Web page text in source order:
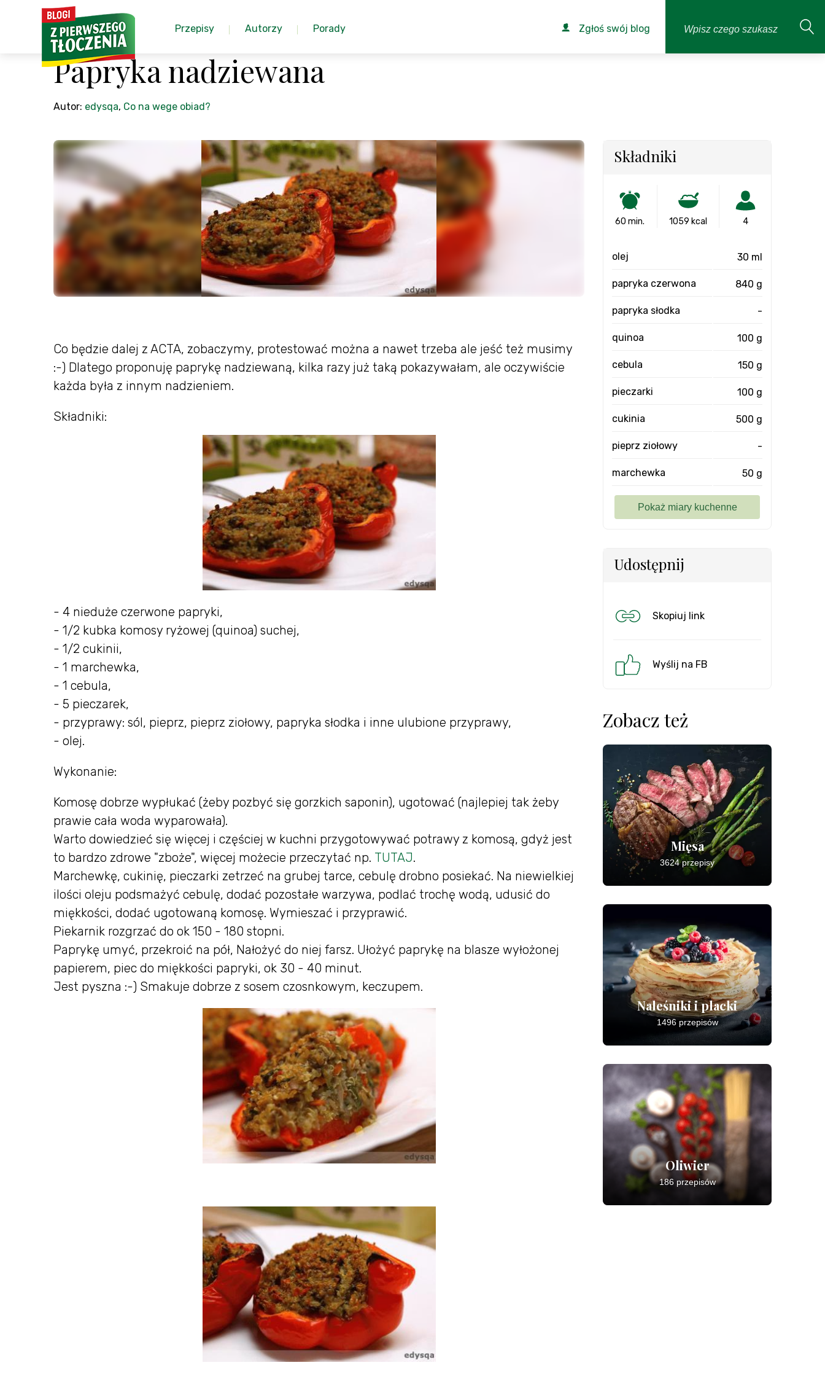
Przepisy Autorzy Porady Zgłoś swój blog
Papryka nadziewana
Autor: edysqa, Co na wege obiad?
Co będzie dalej z ACTA, zobaczymy, protestować można a nawet trzeba ale jeść też musimy
:-) Dlatego proponuję paprykę nadziewaną, kilka razy już taką pokazywałam, ale oczywiście
każda była z innym nadzieniem.
Składniki:
- 4 nieduże czerwone papryki,
- 1/2 kubka komosy ryżowej (quinoa) suchej,
- 1/2 cukinii,
- 1 marchewka,
- 1 cebula,
- 5 pieczarek,
- przyprawy: sól, pieprz, pieprz ziołowy, papryka słodka i inne ulubione przyprawy,
- olej.
Wykonanie:
Komosę dobrze wypłukać (żeby pozbyć się gorzkich saponin), ugotować (najlepiej tak żeby
prawie cała woda wyparowała).
Warto dowiedzieć się więcej i częściej w kuchni przygotowywać potrawy z komosą, gdyż jest
to bardzo zdrowe "zboże", więcej możecie przeczytać np. TUTAJ.
Marchewkę, cukinię, pieczarki zetrzeć na grubej tarce, cebulę drobno posiekać. Na niewielkiej
ilości oleju podsmażyć cebulę, dodać pozostałe warzywa, podlać trochę wodą, udusić do
miękkości, dodać ugotowaną komosę. Wymieszać i przyprawić.
Piekarnik rozgrzać do ok 150 - 180 stopni.
Paprykę umyć, przekroić na pół, Nałożyć do niej farsz. Ułożyć paprykę na blasze wyłożonej
papierem, piec do miękkości papryki, ok 30 - 40 minut.
Jest pyszna :-) Smakuje dobrze z sosem czosnkowym, keczupem.
Składniki
60 min. 1059 kcal 4
olej 30 ml
papryka czerwona 840 g
papryka słodka -
quinoa 100 g
cebula 150 g
pieczarki 100 g
cukinia 500 g
pieprz ziołowy -
marchewka 50 g
Udostępnij
Skopiuj link
Wyślij na FB
Zobacz też
Mięsa
3624 przepisy
Naleśniki i placki
1496 przepisów
Oliwier
186 przepisów